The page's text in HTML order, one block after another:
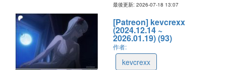
最後更新: 2026-07-18 13:07
[Patreon] kevcrexx
(2024.12.14 ~
2026.01.19) (93)
作者:
kevcrexx